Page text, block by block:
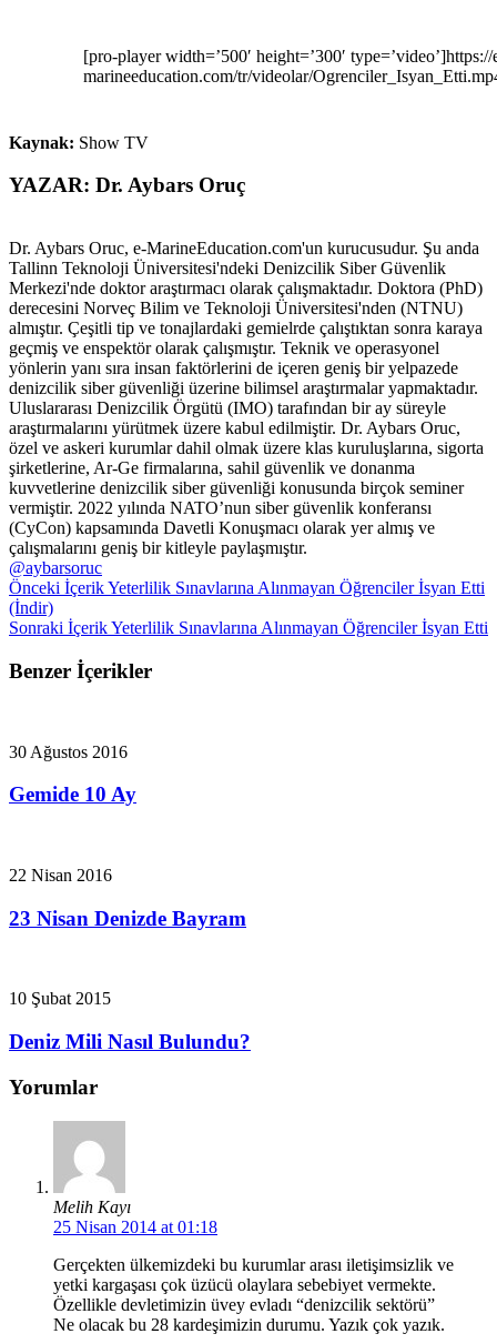
[pro-player width=’500′ height=’300′ type=’video’]https://
marineeducation.com/tr/videolar/
Kaynak: Show TV
YAZAR: Dr. Aybars Oruç
Dr. Aybars Oruc, e-MarineEducation.com'un kurucusudur. Şu anda
Tallinn Teknoloji Üniversitesi'ndeki Denizcilik Siber Güvenlik
Merkezi'nde doktor araştırmacı olarak çalışmaktadır. Doktora (PhD)
derecesini Norveç Bilim ve Teknoloji Üniversitesi'nden (NTNU)
almıştır. Çeşitli tip ve tonajlardaki gemielrde çalıştıktan sonra karaya
geçmiş ve enspektör olarak çalışmıştır. Teknik ve operasyonel
yönlerin yanı sıra insan faktörlerini de içeren geniş bir yelpazede
denizcilik siber güvenliği üzerine bilimsel araştırmalar yapmaktadır.
Uluslararası Denizcilik Örgütü (IMO) tarafından bir ay süreyle
araştırmalarını yürütmek üzere kabul edilmiştir. Dr. Aybars Oruc,
özel ve askeri kurumlar dahil olmak üzere klas kuruluşlarına, sigorta
şirketlerine, Ar-Ge firmalarına, sahil güvenlik ve donanma
kuvvetlerine denizcilik siber güvenliği konusunda birçok seminer
vermiştir. 2022 yılında NATO’nun siber güvenlik konferansı
(CyCon) kapsamında Davetli Konuşmacı olarak yer almış ve
çalışmalarını geniş bir kitleyle paylaşmıştır.
@aybarsoruc
Önceki İçerikYeterlilik Sınavlarına Alınmayan Öğrenciler İsyan Etti
(İndir)
Sonraki İçerikYeterlilik Sınavlarına Alınmayan Öğrenciler İsyan Etti
Benzer İçerikler
30 Ağustos 2016
Gemide 10 Ay
22 Nisan 2016
23 Nisan Denizde Bayram
10 Şubat 2015
Deniz Mili Nasıl Bulundu?
Yorumlar
Melih Kayı
25 Nisan 2014 at 01:18
Gerçekten ülkemizdeki bu kurumlar arası iletişimsizlik ve
yetki kargaşası çok üzücü olaylara sebebiyet vermekte.
Özellikle devletimizin üvey evladı “denizcilik sektörü”
Ne olacak bu 28 kardeşimizin durumu. Yazık çok yazık.